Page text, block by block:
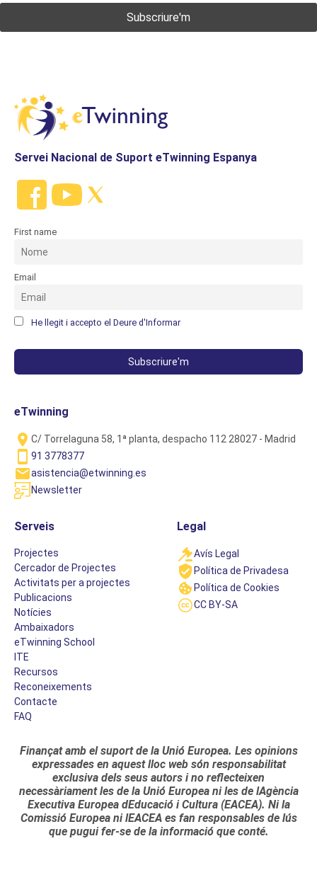
Servei Nacional de Suport eTwinning Espanya
First name
Email
He llegit i accepto el Deure d'Informar
eTwinning
C/ Torrelaguna 58, 1ª planta, despacho 112 28027 - Madrid
91 3778377
asistencia@etwinning.es
Newsletter
Serveis
Projectes
Cercador de Projectes
Activitats per a projectes
Publicacions
Notícies
Ambaixadors
eTwinning School
ITE
Recursos
Reconeixements
Contacte
FAQ
Legal
Avís Legal
Política de Privadesa
Política de Cookies
CC BY-SA
Finançat amb el suport de la Unió Europea. Les opinions
expressades en aquest lloc web són responsabilitat
exclusiva dels seus autors i no reflecteixen
necessàriament les de la Unió Europea ni les de lAgència
Executiva Europea dEducació i Cultura (EACEA). Ni la
Comissió Europea ni lEACEA es fan responsables de lús
que pugui fer-se de la informació que conté.